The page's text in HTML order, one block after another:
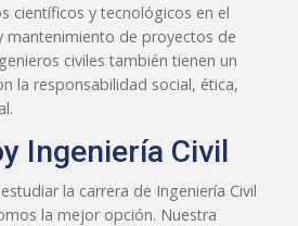
científicos y tecnológicos en el
mantenimiento de proyectos de
civiles también tienen un
la responsabilidad social, ética,
Ingeniería Civil
la carrera de Ingeniería Civil
la mejor opción. Nuestra